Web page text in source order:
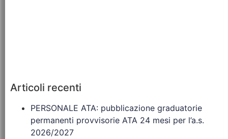
Articoli recenti
PERSONALE ATA: pubblicazione graduatorie
permanenti provvisorie ATA 24 mesi per l’a.s.
2026/2027